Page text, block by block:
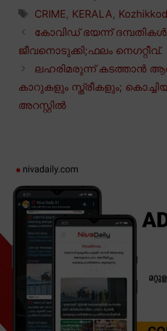
Tags
CRIME, KERALA,
കോവിഡ് ഭയന്ന് ദമ്പതികൾ
ജീവനൊടുക്കി;ഫലം നെഗറ്റീവ്.
ലഹരിമരുന്ന് കടത്താൻ
കാറുകളും സ്ത്രീകളും;
അറസ്റ്റിൽ